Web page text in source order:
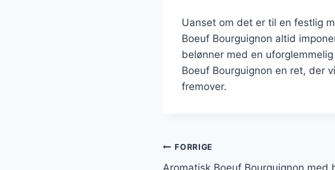
Uanset om det er til en festlig
Boeuf Bourguignon altid
belønner med en
Boeuf Bourguignon en ret, der
fremover.
Indlægsnavigation
FORRIGE
Aromatisk Boeuf Bourguignon med